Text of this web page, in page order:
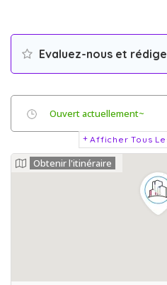
Evaluez-nous et
Ouvert actuellement~
Afficher Tous
Obtenir l'itinéraire